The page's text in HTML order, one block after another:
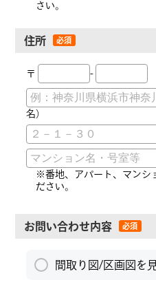
さい。
住所
〒 -
名）
※番地、アパート、マンシ
ださい。
お問い合わせ内容
間取り図/区画図を